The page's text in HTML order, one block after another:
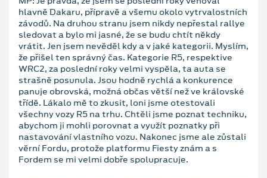
hlavně Dakaru, přípravě a všemu okolo vytrvalostních
závodů. Na druhou stranu jsem nikdy nepřestal rallye
sledovat a bylo mi jasné, že se budu chtít někdy
vrátit. Jen jsem nevěděl kdy a v jaké kategorii. Myslím,
že přišel ten správný čas. Kategorie R5, respektive
WRC2, za poslední roky velmi vyspěla, ta auta se
strašně posunula. Jsou hodně rychlá a konkurence
panuje obrovská, možná občas větší než ve královské
třídě. Lákalo mě to zkusit, loni jsme otestovali
všechny vozy R5 na trhu. Chtěli jsme poznat techniku,
abychom ji mohli porovnat a využít poznatky při
nastavování vlastního vozu. Nakonec jsme ale zůstali
věrní Fordu, protože platformu Fiesty znám a s
Fordem se mi velmi dobře spolupracuje.